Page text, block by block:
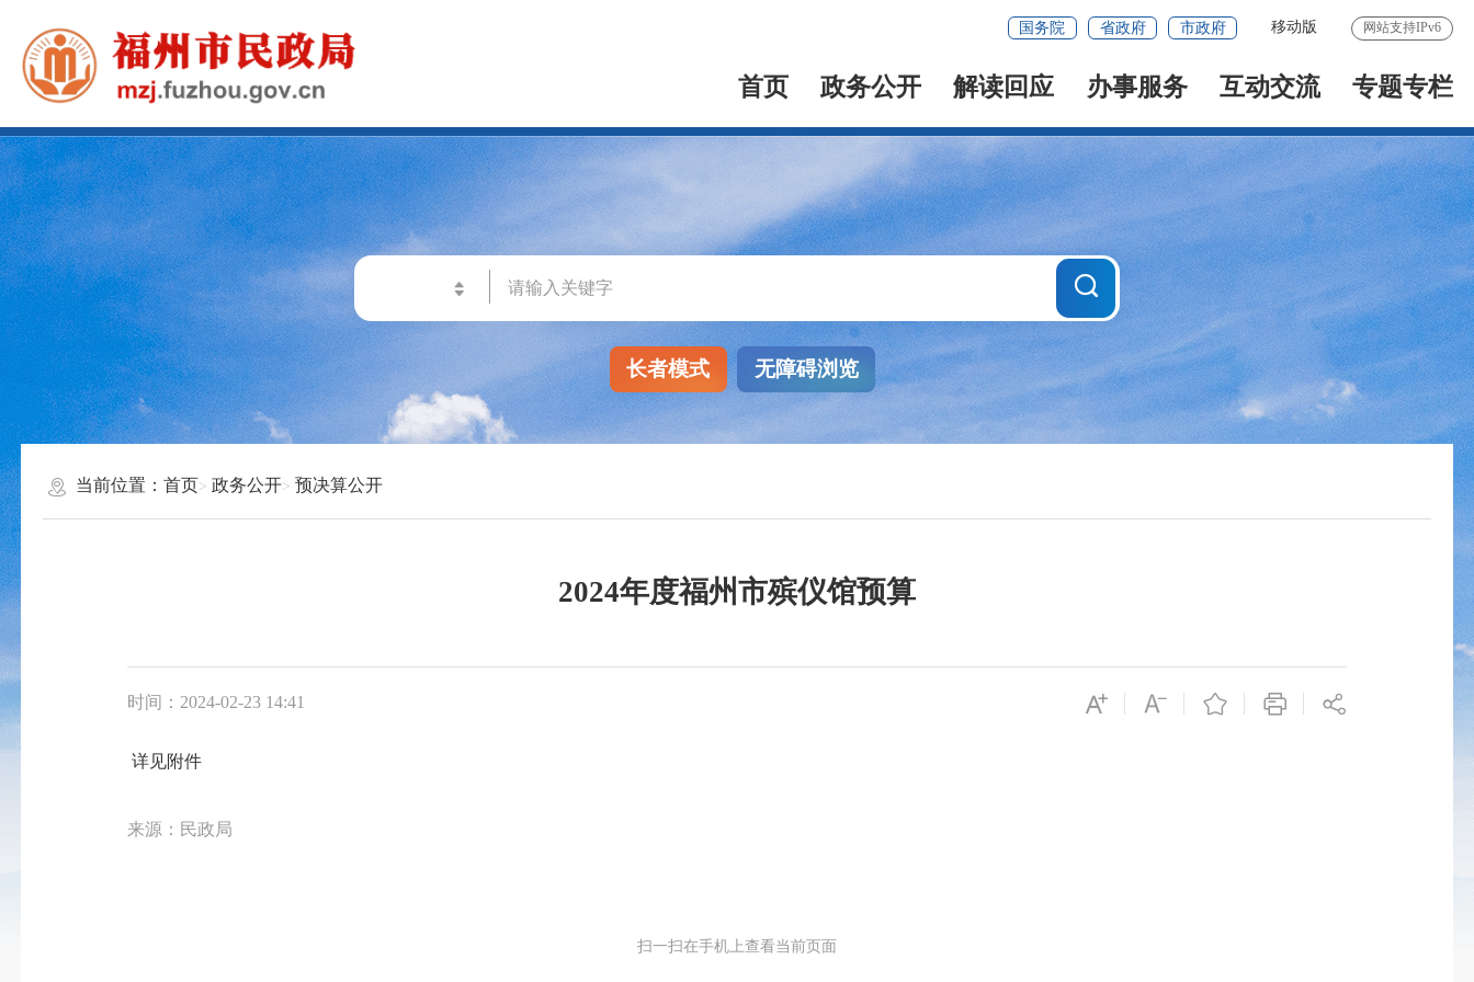
国务院 省政府 市政府 移动版 网站支持IPv6
首页 政务公开 解读回应 办事服务 互动交流 专题专栏
长者模式 无障碍浏览
当前位置：首页 政务公开 预决算公开
2024年度福州市殡仪馆预算
时间：2024-02-23 14:41
详见附件
来源：民政局
扫一扫在手机上查看当前页面